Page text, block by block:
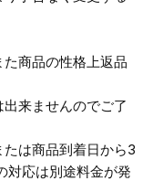
商品の性格上返品
来ませんのでご了
は商品到着日から3
対応は別途料金が発